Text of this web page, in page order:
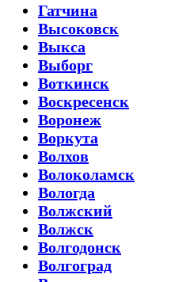
Гатчина
Высоковск
Выкса
Выборг
Воткинск
Воскресенск
Воронеж
Воркута
Волхов
Волоколамск
Вологда
Волжский
Волжск
Волгодонск
Волгоград